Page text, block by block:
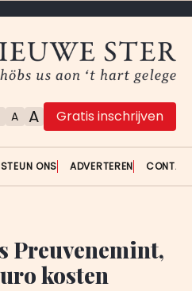
A A Gratis inschrijven
STEUN ONS ADVERTEREN
Preuvenemint,
kosten